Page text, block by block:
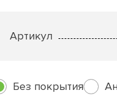
Артикул
Без покрытия